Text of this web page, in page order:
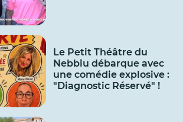
Le Petit Théâtre du
Nebbiu débarque avec
une comédie explosive :
"Diagnostic Réservé" !